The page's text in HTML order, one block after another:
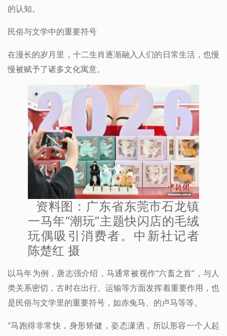
的认知。
民俗与文学中的重要符号
在漫长的岁月里，十二生肖逐渐融入人们的日常生活，也慢
慢被赋予了诸多文化寓意。
资料图：广东省东莞市石龙镇
一马年“潮玩”主题快闪店的毛绒
玩偶吸引消费者。中新社记者
陈楚红 摄
以马年为例，唐志强介绍，马通常被视作“六畜之首”，与人
类关系密切，古时在出行、运输等方面发挥着重要作用，也
是民俗与文学里的重要符号，如赤兔马、的卢马等等。
“马跑得非常快，身形矫健，姿态潇洒，所以形容一个人起